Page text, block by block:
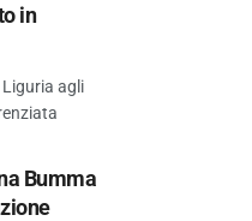
in
agli
Bumma